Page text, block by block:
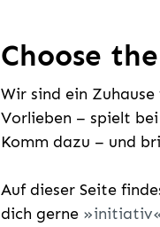
Choose
Wir sind ein
Vorlieben – spielt
Komm dazu – und
Auf dieser Seite
dich gerne
initiativ